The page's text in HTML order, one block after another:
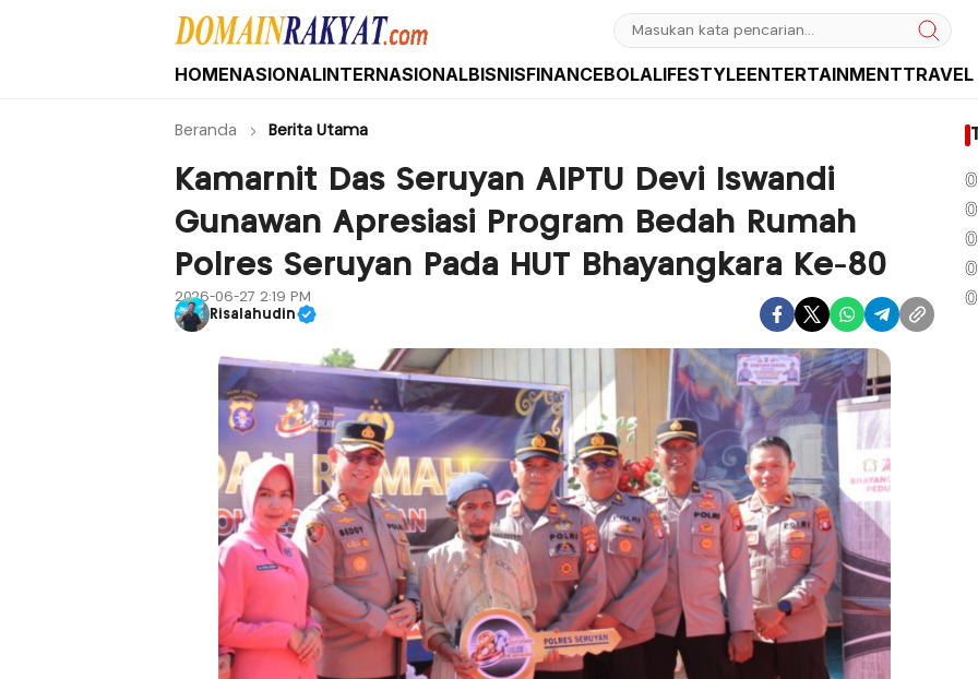
Domain Rakyat
Berita Hari Ini Terkini dan Terbaru Indonesia dan Internasional
HOMENASIONALINTERNASIONALBISNISFINANCEBOLALIFESTYLEENTERTAINMENTTRAVEL
Beranda Berita Utama
Kamarnit Das Seruyan AIPTU Devi Iswandi
Gunawan Apresiasi Program Bedah Rumah
Polres Seruyan Pada HUT Bhayangkara Ke-80
2026-06-27 2:19 PM
Risalahudin